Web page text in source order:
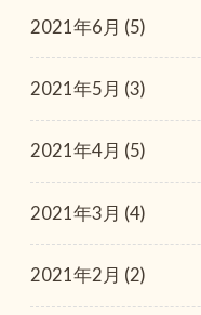
2021年6月 (5)
2021年5月 (3)
2021年4月 (5)
2021年3月 (4)
2021年2月 (2)